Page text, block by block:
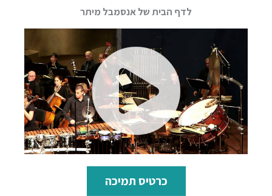
לדף הבית של אנסמבל מיתר
כרטיס תמיכה